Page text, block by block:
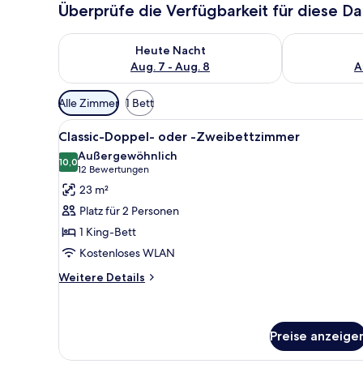
Überprüfe die Verfügbarkeit für diese
Heute Nacht
Aug. 7 - Aug. 8
Überprüfe die Verfügbarkeit für heute Nacht, Aug. 7
Überprüfe
Verfügbare
Filter
für
Zimmer
Alle Zimmer 1 Bett
Alle
Fotos
für
Classic-
Doppel-
oder
-
Zweibettzimmer
anzeigen
Ein Hotelzimmer mit einem
4
Classic-Doppel- oder -Zweibettzimmer
10,010,0 von 10
Außergewöhnlich
12 Bewertungen
(12
Bewertungen)
23 m²
Platz für 2 Personen
1 King-Bett
Kostenloses WLAN
Weitere Details
Weitere
oder
Preise